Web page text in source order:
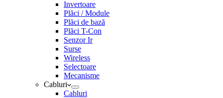
Invertoare
Plăci / Module
Plăci de bază
Plăci T-Con
Senzor Ir
Surse
Wireless
Selectoare
Mecanisme
Cabluri
Cabluri